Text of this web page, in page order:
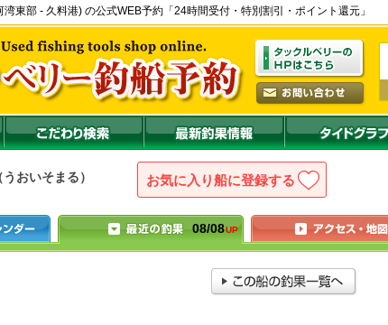
東部 - 久料港) の公式WEB予約「24時間受付・特別割引・ポイント還元」
うおいそまる） お気に入り船に登録
08/08UP